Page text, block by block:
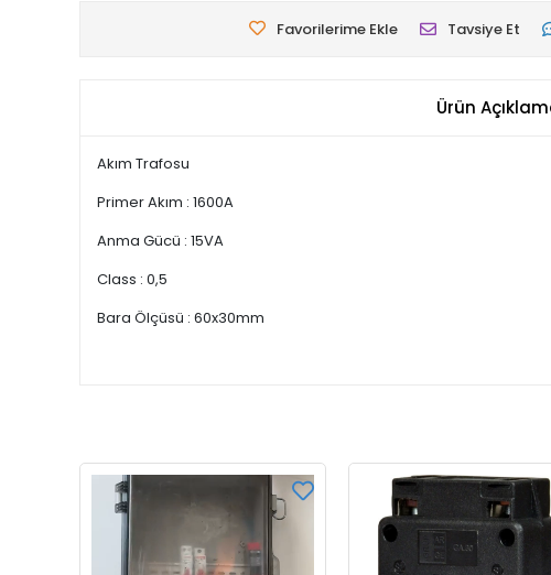
Favorilerime Ekle Tavsiye Et
Ürün
Akım Trafosu
Primer Akım : 1600A
Anma Gücü : 15VA
Class : 0,5
Bara Ölçüsü : 60x30mm